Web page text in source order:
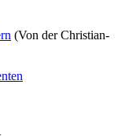
(Von der Christian-